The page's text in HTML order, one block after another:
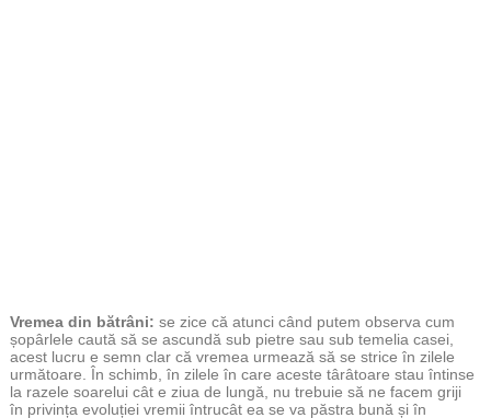
Vremea din bătrâni: se zice că atunci când putem observa cum
șopârlele caută să se ascundă sub pietre sau sub temelia casei,
acest lucru e semn clar că vremea urmează să se strice în zilele
următoare. În schimb, în zilele în care aceste târâtoare stau întinse
la razele soarelui cât e ziua de lungă, nu trebuie să ne facem griji
în privința evoluției vremii întrucât ea se va păstra bună și în